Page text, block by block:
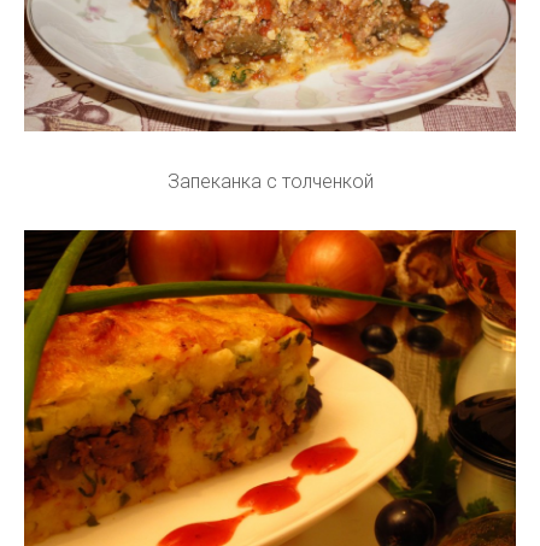
Запеканка с толченкой